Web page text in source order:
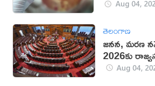
Aug 04,
తెలంగాణ
జనన, మరణ
2026కు
Aug 04,